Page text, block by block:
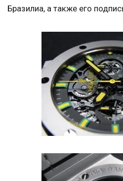
Бразилиа, а также его